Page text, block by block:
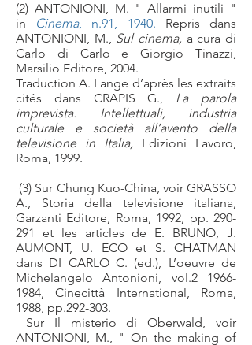
(2) ANTONIONI, M. " Allarmi inutili "
in Cinema, n.91, 1940.
Repris dans
ANTONIONI, M., Sul cinema, a cura di
Carlo di Carlo e Giorgio Tinazzi,
Marsilio Editore, 2004.
Traduction A. Lange d’après les extraits
cités dans CRAPIS G., La parola
imprevista. Intellettuali, industria
culturale e società all’avento della
televisione in Italia, Edizioni Lavoro,
Roma, 1999.
(3) Sur Chung Kuo-China, voir GRASSO
A., Storia della televisione italiana,
Garzanti Editore, Roma, 1992, pp. 290-
291 et les articles de E. BRUNO, J.
AUMONT, U. ECO et S. CHATMAN
dans DI CARLO C. (ed.), L’oeuvre de
Michelangelo Antonioni, vol.2 1966-
1984, Cinecittà International, Roma,
1988, pp.292-303.
Sur Il misterio di Oberwald, voir
ANTONIONI, M., " On the making of